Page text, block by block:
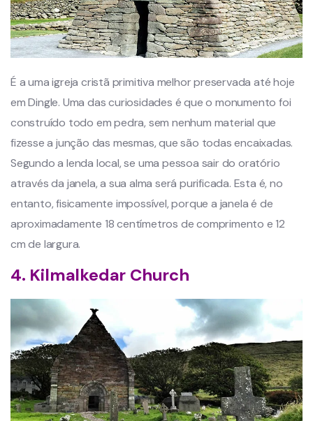
É a uma igreja cristã primitiva melhor preservada até hoje
em Dingle. Uma das curiosidades é que o monumento foi
construído todo em pedra, sem nenhum material que
fizesse a junção das mesmas, que são todas encaixadas.
Segundo a lenda local, se uma pessoa sair do oratório
através da janela, a sua alma será purificada. Esta é, no
entanto, fisicamente impossível, porque a janela é de
aproximadamente 18 centímetros de comprimento e 12
cm de largura.
4. Kilmalkedar Church